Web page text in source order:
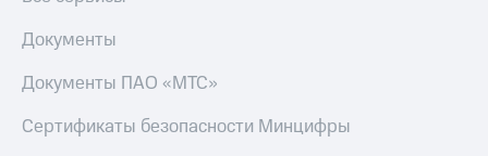
Документы
Документы ПАО «МТС»
Сертификаты безопасности Минцифры